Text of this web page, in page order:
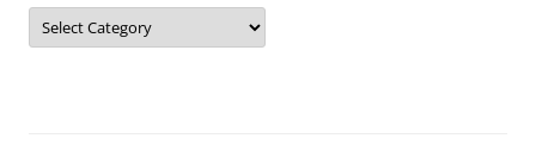
Categories